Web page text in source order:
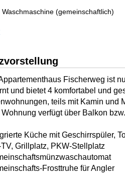
Waschmaschine (gemeinschaftlich)
Fischerweg ist
und bietet 4 komfortabel und
teils mit Kamin und
verfügt über Balkon
Küche mit Geschirrspüler,
Grillplatz, PKW-Stellplatz
Frosttruhe für Angler